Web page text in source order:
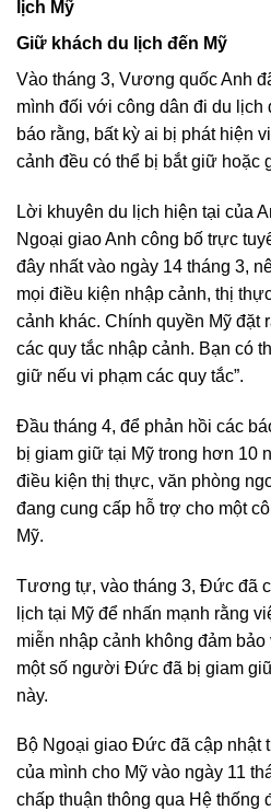
lịch Mỹ
Giữ khách du lịch đến Mỹ
Vào tháng 3, Vương quốc Anh
mình đối với công dân đi du lịch
báo rằng, bất kỳ ai bị phát hiện
cảnh đều có thể bị bắt giữ hoặc
Lời khuyên du lịch hiện tại của
Ngoại giao Anh công bố trực
đây nhất vào ngày 14 tháng 3,
mọi điều kiện nhập cảnh, thị
cảnh khác. Chính quyền Mỹ đặt
các quy tắc nhập cảnh. Bạn có
giữ nếu vi phạm các quy tắc”.
Đầu tháng 4, để phản hồi các
bị giam giữ tại Mỹ trong hơn 10
điều kiện thị thực, văn phòng
đang cung cấp hỗ trợ cho một
Mỹ.
Tương tự, vào tháng 3, Đức đã
lịch tại Mỹ để nhấn mạnh rằng
miễn nhập cảnh không đảm
một số người Đức đã bị giam
này.
Bộ Ngoại giao Đức đã cập nhật
của mình cho Mỹ vào ngày 11
chấp thuận thông qua Hệ thống